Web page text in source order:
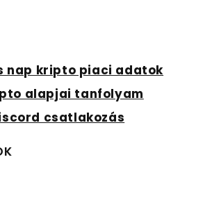
nap kripto piaci adatok
alapjai tanfolyam
csatlakozás